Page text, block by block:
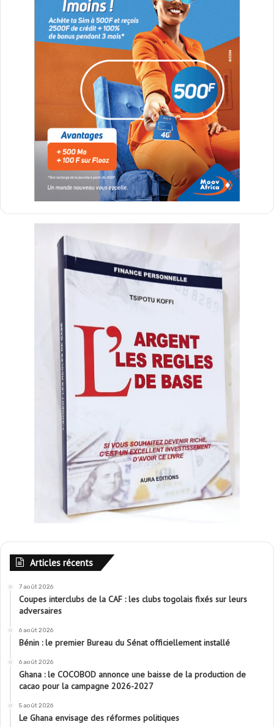
Articles récents
7 août 2026
Coupes interclubs de la CAF : les clubs togolais fixés sur leurs
adversaires
6 août 2026
Bénin : le premier Bureau du Sénat officiellement installé
6 août 2026
Ghana : le COCOBOD annonce une baisse de la production de
cacao pour la campagne 2026-2027
5 août 2026
Le Ghana envisage des réformes politiques